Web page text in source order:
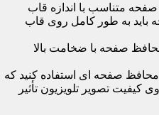
صفحه متناسب با اندازه قاب
باید به طور کامل روی قاب
صفحه با ضخامت بالا
صفحه ای استفاده کنید که
تصویر تلویزیون تأثیر